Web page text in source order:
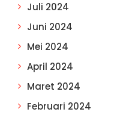
Juli 2024
Juni 2024
Mei 2024
April 2024
Maret 2024
Februari 2024